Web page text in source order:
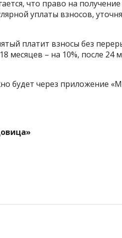
что право на получение
уплаты взносов,
платит взносы без
месяцев – на 10%, после 24
будет через приложение